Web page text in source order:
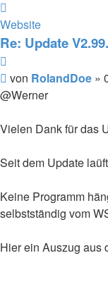
von
RolandDoe
Website
Re: Update
Beitrag
von RolandDoe »
@Werner
Vielen Dank für das
Seit dem Update
Keine Programm
selbstständig vom
Hier ein Auszug aus